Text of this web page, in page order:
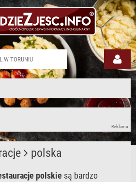
Polska
Reklama
polska
polskie są bardzo